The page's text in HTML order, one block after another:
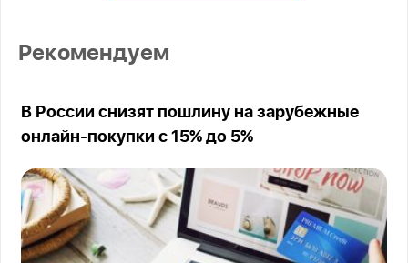
Рекомендуем
В России снизят пошлину на зарубежные
онлайн-покупки с 15% до 5%